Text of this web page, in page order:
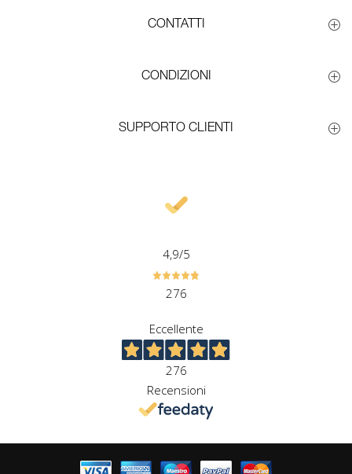
CONTATTI
CONDIZIONI
SUPPORTO CLIENTI
4,9/5
276
Eccellente
276
Recensioni